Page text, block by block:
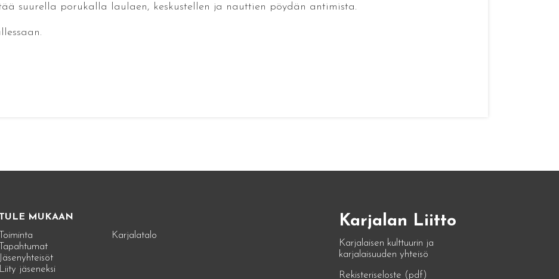
suurella porukalla laulaen, keskustellen ja nauttien pöydän antimista.
TULE MUKAAN
Toiminta
Tapahtumat
Jäsenyhteisöt
Liity jäseneksi
Karjalatalo
Karjalan Liitto
Karjalaisen kulttuurin ja
karjalaisuuden yhteisö
Rekisteriseloste (pdf)